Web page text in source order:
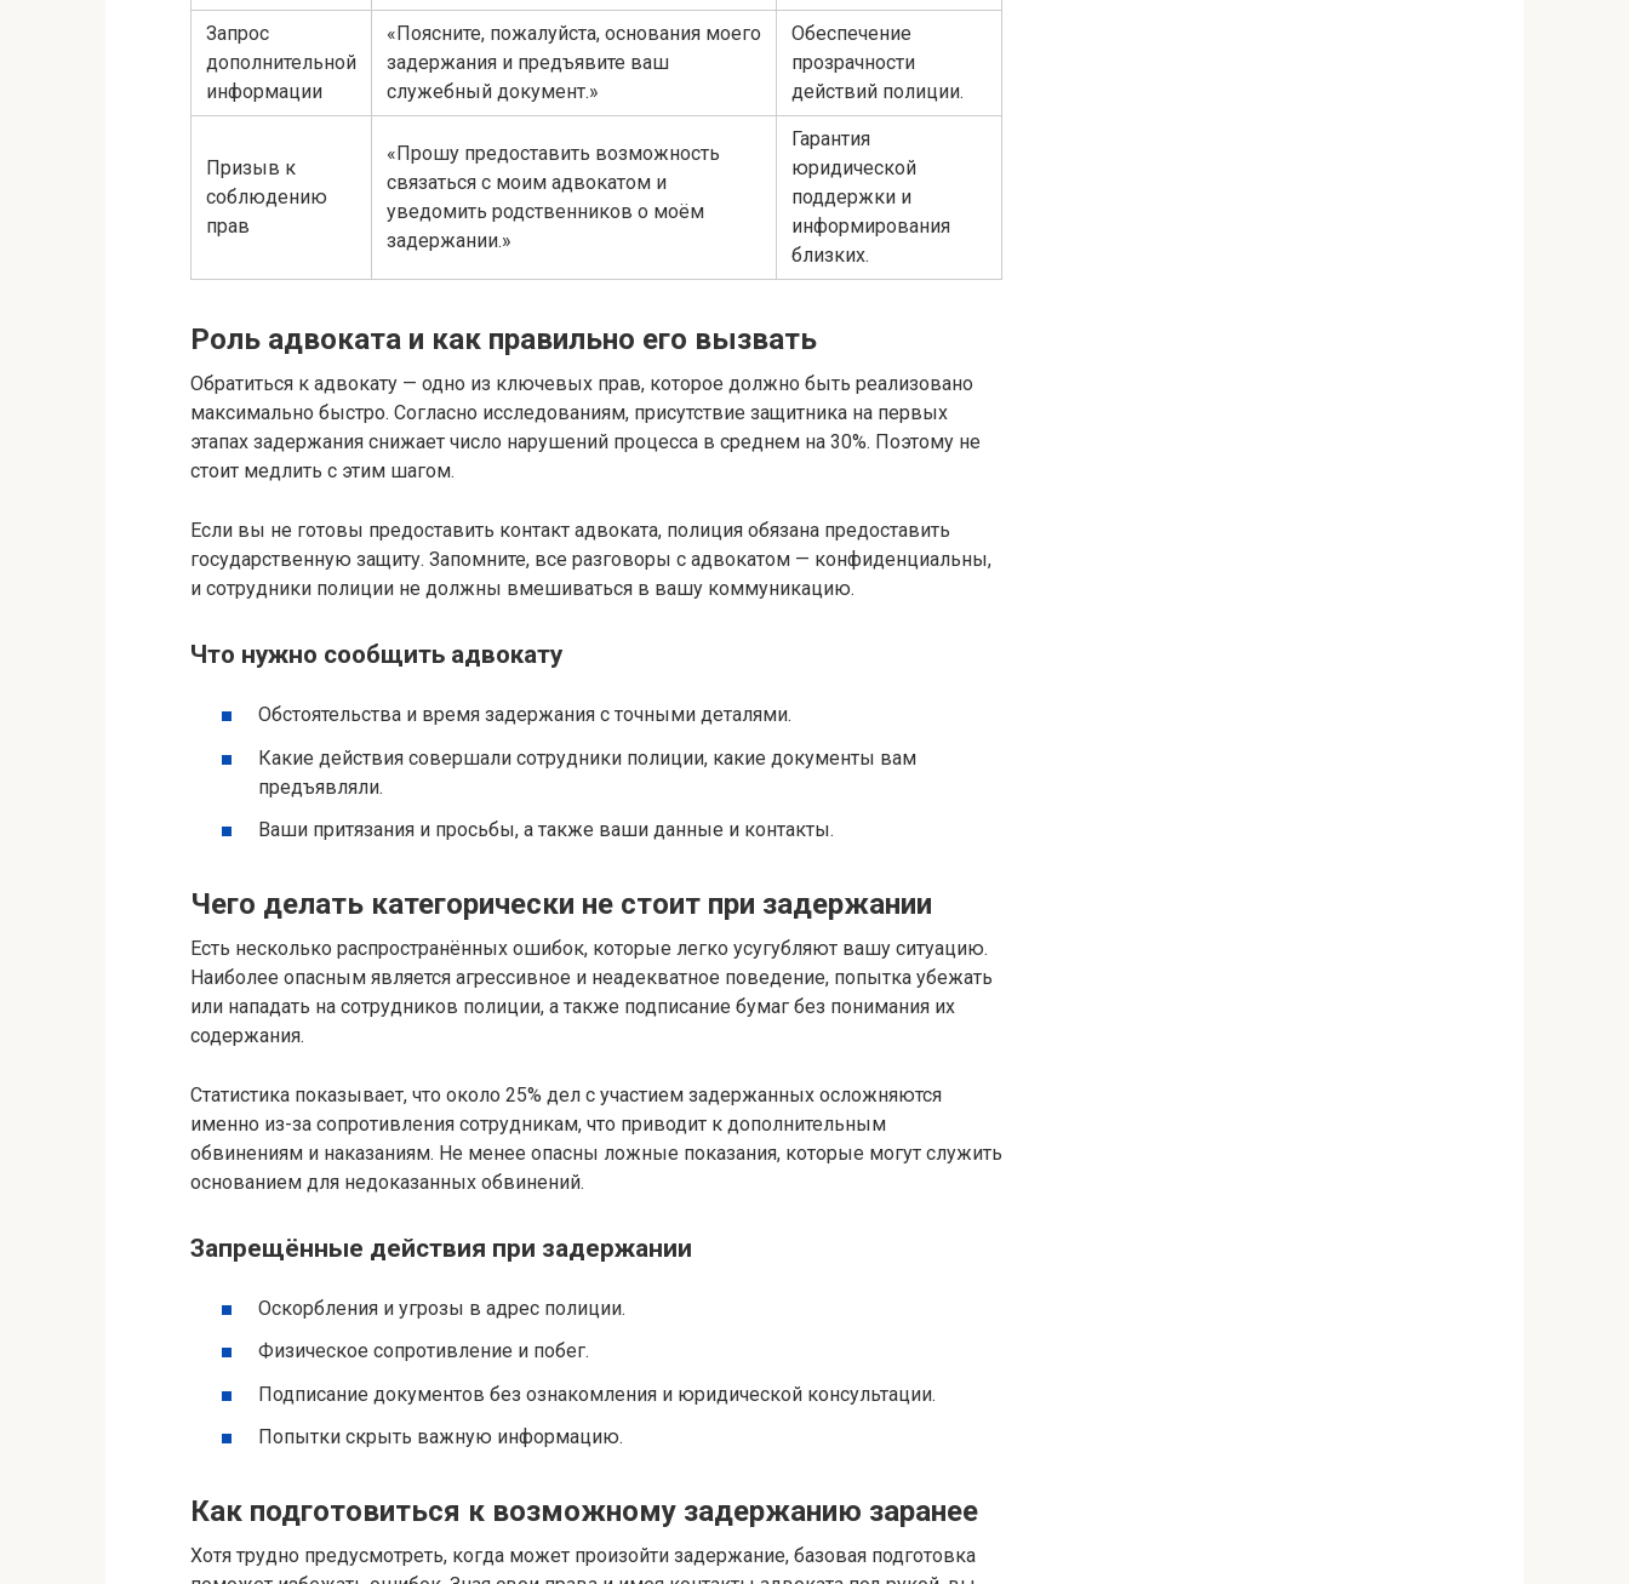
Запрос
дополнительной
информации
«Поясните, пожалуйста, основания моего
задержания и предъявите ваш
служебный документ.»
Обеспечение
прозрачности
действий полиции.
Призыв к
соблюдению
прав
«Прошу предоставить возможность
связаться с моим адвокатом и
уведомить родственников о моём
задержании.»
Гарантия
юридической
поддержки и
информирования
близких.
Роль адвоката и как правильно его вызвать
Обратиться к адвокату — одно из ключевых прав, которое должно быть реализовано
максимально быстро. Согласно исследованиям, присутствие защитника на первых
этапах задержания снижает число нарушений процесса в среднем на 30%. Поэтому не
стоит медлить с этим шагом.
Если вы не готовы предоставить контакт адвоката, полиция обязана предоставить
государственную защиту. Запомните, все разговоры с адвокатом — конфиденциальны,
и сотрудники полиции не должны вмешиваться в вашу коммуникацию.
Что нужно сообщить адвокату
Обстоятельства и время задержания с точными деталями.
Какие действия совершали сотрудники полиции, какие документы вам
предъявляли.
Ваши притязания и просьбы, а также ваши данные и контакты.
Чего делать категорически не стоит при задержании
Есть несколько распространённых ошибок, которые легко усугубляют вашу ситуацию.
Наиболее опасным является агрессивное и неадекватное поведение, попытка убежать
или нападать на сотрудников полиции, а также подписание бумаг без понимания их
содержания.
Статистика показывает, что около 25% дел с участием задержанных осложняются
именно из-за сопротивления сотрудникам, что приводит к дополнительным
обвинениям и наказаниям. Не менее опасны ложные показания, которые могут служить
основанием для недоказанных обвинений.
Запрещённые действия при задержании
Оскорбления и угрозы в адрес полиции.
Физическое сопротивление и побег.
Подписание документов без ознакомления и юридической консультации.
Попытки скрыть важную информацию.
Как подготовиться к возможному задержанию заранее
Хотя трудно предусмотреть, когда может произойти задержание, базовая подготовка